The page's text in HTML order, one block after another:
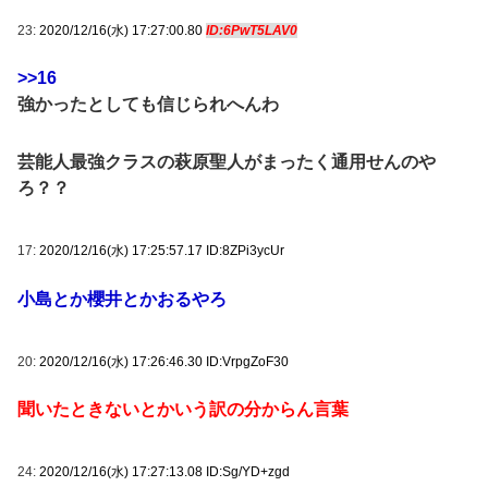
23: 2020/12/16(水) 17:27:00.80 ID:6PwT5LAV0
>>16
強かったとしても信じられへんわ
芸能人最強クラスの萩原聖人がまったく通用せんのや
ろ？？
17: 2020/12/16(水) 17:25:57.17 ID:8ZPi3ycUr
小島とか櫻井とかおるやろ
20: 2020/12/16(水) 17:26:46.30 ID:VrpgZoF30
聞いたときないとかいう訳の分からん言葉
24: 2020/12/16(水) 17:27:13.08 ID:Sg/YD+zgd